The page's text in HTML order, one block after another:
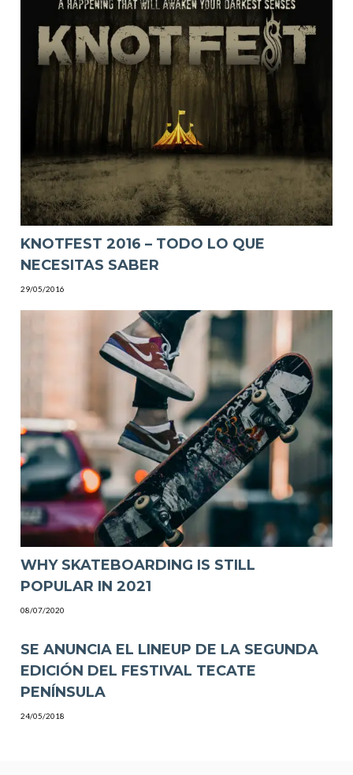
KNOTFEST 2016 – TODO LO QUE
NECESITAS SABER
29/05/2016
WHY SKATEBOARDING IS STILL
POPULAR IN 2021
08/07/2020
SE ANUNCIA EL LINEUP DE LA SEGUNDA
EDICIÓN DEL FESTIVAL TECATE
PENÍNSULA
24/05/2018